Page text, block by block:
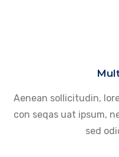
Aenean sollicitudin,
con seqas uat ipsum,
sed